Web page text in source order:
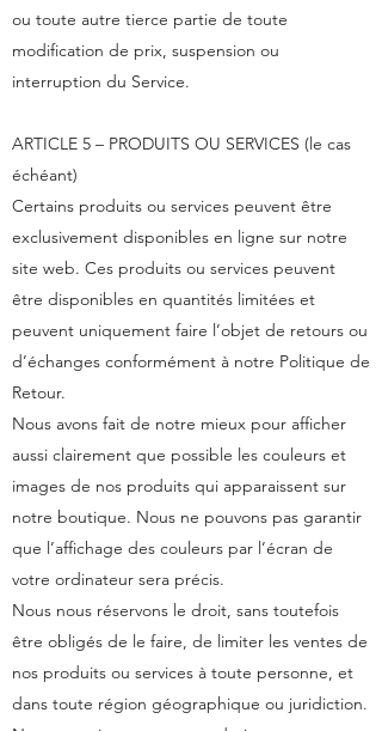
ou toute autre tierce partie de toute
modification de prix, suspension ou
interruption du Service.
ARTICLE 5 – PRODUITS OU SERVICES (le cas
échéant)
Certains produits ou services peuvent être
exclusivement disponibles en ligne sur notre
site web. Ces produits ou services peuvent
être disponibles en quantités limitées et
peuvent uniquement faire l’objet de retours ou
d’échanges conformément à notre Politique de
Retour.
Nous avons fait de notre mieux pour afficher
aussi clairement que possible les couleurs et
images de nos produits qui apparaissent sur
notre boutique. Nous ne pouvons pas garantir
que l’affichage des couleurs par l’écran de
votre ordinateur sera précis.
Nous nous réservons le droit, sans toutefois
être obligés de le faire, de limiter les ventes de
nos produits ou services à toute personne, et
dans toute région géographique ou juridiction.